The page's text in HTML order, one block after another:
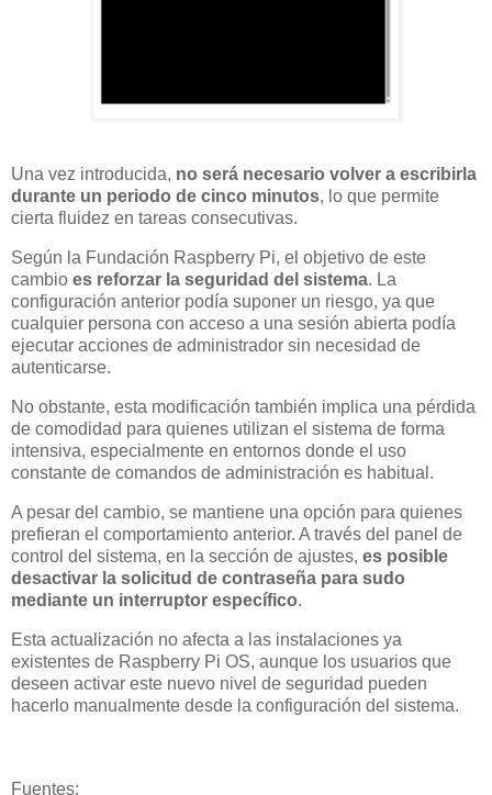
Una vez introducida, no será necesario volver a escribirla
durante un periodo de cinco minutos, lo que permite
cierta fluidez en tareas consecutivas.
Según la Fundación Raspberry Pi, el objetivo de este
cambio es reforzar la seguridad del sistema. La
configuración anterior podía suponer un riesgo, ya que
cualquier persona con acceso a una sesión abierta podía
ejecutar acciones de administrador sin necesidad de
autenticarse.
No obstante, esta modificación también implica una pérdida
de comodidad para quienes utilizan el sistema de forma
intensiva, especialmente en entornos donde el uso
constante de comandos de administración es habitual.
A pesar del cambio, se mantiene una opción para quienes
prefieran el comportamiento anterior. A través del panel de
control del sistema, en la sección de ajustes, es posible
desactivar la solicitud de contraseña para sudo
mediante un interruptor específico.
Esta actualización no afecta a las instalaciones ya
existentes de Raspberry Pi OS, aunque los usuarios que
deseen activar este nuevo nivel de seguridad pueden
hacerlo manualmente desde la configuración del sistema.
Fuentes: